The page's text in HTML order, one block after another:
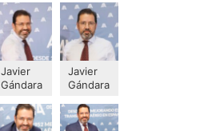
Javier
Gándara
Javier
Gándara